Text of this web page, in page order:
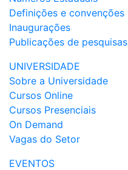
Definições e convenções
Inaugurações
Publicações de pesquisas
UNIVERSIDADE
Sobre a Universidade
Cursos Online
Cursos Presenciais
On Demand
Vagas do Setor
EVENTOS